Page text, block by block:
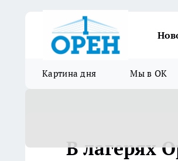
Картина дня Мы в ОК
В лагерях